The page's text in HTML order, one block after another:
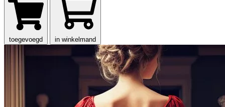
toegevoegd in winkelmand